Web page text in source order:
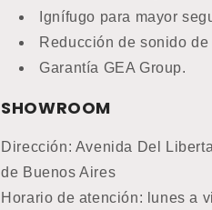
Ignífugo para mayor
Reducción de sonido de
Garantía GEA Group.
SHOWROOM
Dirección: Avenida Del
de Buenos Aires
Horario de atención: lunes a